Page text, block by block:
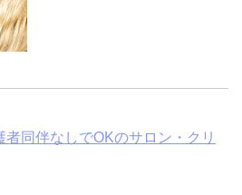
者同伴なしでOKのサロン・クリ